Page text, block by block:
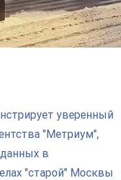
уверенный
"Метриум",
в
"старой" Москвы